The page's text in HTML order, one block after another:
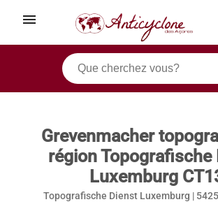
menu
Grevenmacher
région Topografische
Luxemburg
Topografische Dienst Luxemburg |